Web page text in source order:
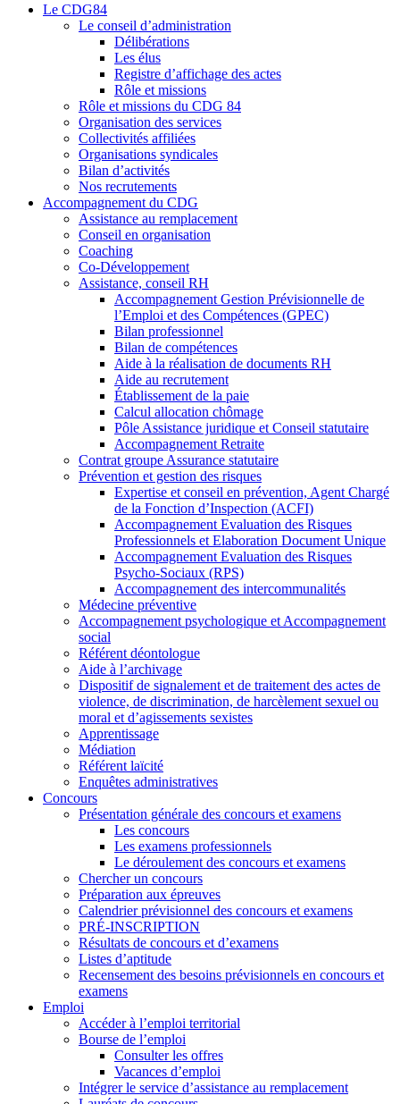
Le CDG84
Le conseil d’administration
Délibérations
Les élus
Registre d’affichage des actes
Rôle et missions
Rôle et missions du CDG 84
Organisation des services
Collectivités affiliées
Organisations syndicales
Bilan d’activités
Nos recrutements
Accompagnement du CDG
Assistance au remplacement
Conseil en organisation
Coaching
Co-Développement
Assistance, conseil RH
Accompagnement Gestion Prévisionnelle de
l’Emploi et des Compétences (GPEC)
Bilan professionnel
Bilan de compétences
Aide à la réalisation de documents RH
Aide au recrutement
Établissement de la paie
Calcul allocation chômage
Pôle Assistance juridique et Conseil statutaire
Accompagnement Retraite
Contrat groupe Assurance statutaire
Prévention et gestion des risques
Expertise et conseil en prévention, Agent Chargé
de la Fonction d’Inspection (ACFI)
Accompagnement Evaluation des Risques
Professionnels et Elaboration Document Unique
Accompagnement Evaluation des Risques
Psycho-Sociaux (RPS)
Accompagnement des intercommunalités
Médecine préventive
Accompagnement psychologique et Accompagnement
social
Référent déontologue
Aide à l’archivage
Dispositif de signalement et de traitement des actes de
violence, de discrimination, de harcèlement sexuel ou
moral et d’agissements sexistes
Apprentissage
Médiation
Référent laïcité
Enquêtes administratives
Concours
Présentation générale des concours et examens
Les concours
Les examens professionnels
Le déroulement des concours et examens
Chercher un concours
Préparation aux épreuves
Calendrier prévisionnel des concours et examens
PRÉ-INSCRIPTION
Résultats de concours et d’examens
Listes d’aptitude
Recensement des besoins prévisionnels en concours et
examens
Emploi
Accéder à l’emploi territorial
Bourse de l’emploi
Consulter les offres
Vacances d’emploi
Intégrer le service d’assistance au remplacement